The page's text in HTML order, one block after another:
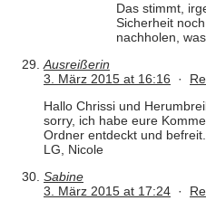
Das stimmt,
Sicherheit
nachholen,
Ausreißerin
3. März 2015 at 16:16 ·
Hallo Chrissi und
sorry, ich habe eure
Ordner entdeckt und befreit.
LG, Nicole
Sabine
3. März 2015 at 17:24 ·